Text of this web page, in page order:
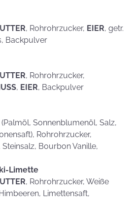
, Rohrohrzucker, EIER, getr.
Backpulver
, Rohrohrzucker,
, EIER, Backpulver
Sonnenblumenöl, Salz,
Rohrohrzucker,
Bourbon Vanille,
Limette
, Rohrohrzucker, Weiße
Limettensaft,